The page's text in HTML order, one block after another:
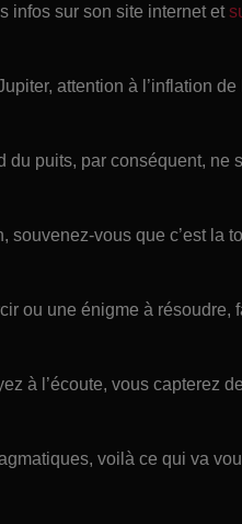
infos sur son site internet et
attention à l’inflation de
du puits, par conséquent, ne
souvenez-vous que c’est la
ou une énigme à résoudre,
à l’écoute, vous capterez
voilà ce qui va